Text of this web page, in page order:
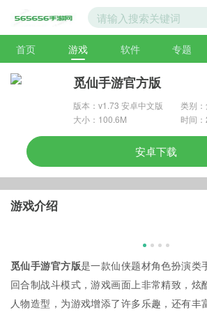
首页 游戏 软件 专题
觅仙手游官方版
版本：v1.73 安卓中文版
类别
大小：100.6M
时间
安卓下载
游戏介绍
觅仙手游官方版是一款仙侠题材角色扮演类
回合制战斗模式，游戏画面上非常精致，炫
人物造型，为游戏增添了许多乐趣，还有丰